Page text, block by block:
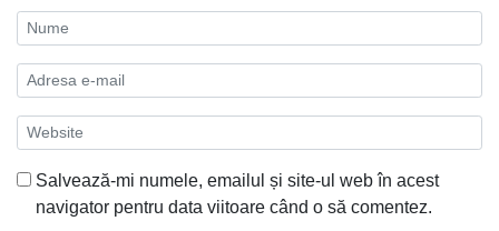
Salvează-mi numele, emailul și site-ul web în acest
navigator pentru data viitoare când o să comentez.